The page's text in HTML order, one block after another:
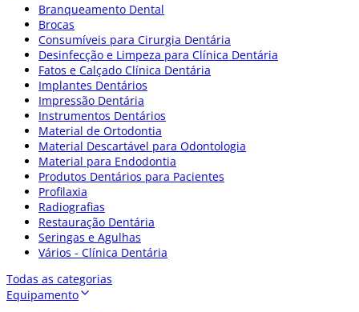
Branqueamento Dental
Brocas
Consumíveis para Cirurgia Dentária
Desinfecção e Limpeza para Clínica Dentária
Fatos e Calçado Clínica Dentária
Implantes Dentários
Impressão Dentária
Instrumentos Dentários
Material de Ortodontia
Material Descartável para Odontologia
Material para Endodontia
Produtos Dentários para Pacientes
Profilaxia
Radiografias
Restauração Dentária
Seringas e Agulhas
Vários - Clínica Dentária
Todas as categorias
Equipamento